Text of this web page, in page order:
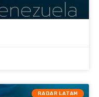
RADAR LATAM